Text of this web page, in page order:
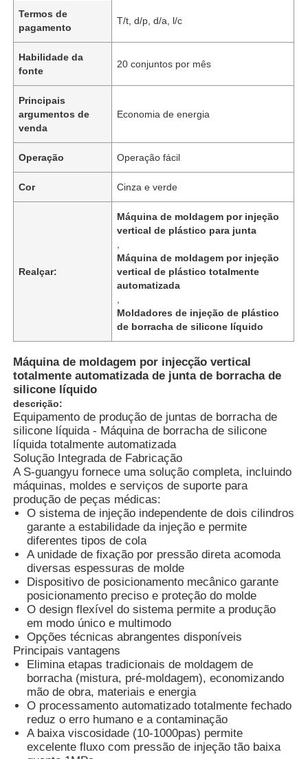
Casa
Produtos
Quem Somos
Termos de
pagamento
T/t, d/p, d/a, l/c
Habilidade da
fonte
20 conjuntos por mês
Principais
argumentos de
venda
Economia de energia
Operação Operação fácil
Cor Cinza e verde
Realçar:
Máquina de moldagem por injeção
vertical de plástico para junta
Máquina de moldagem por injeção
vertical de plástico totalmente
automatizada
Moldadores de injeção de plástico
de borracha de silicone líquido
Máquina de moldagem por injecção vertical
totalmente automatizada de junta de borracha de
silicone líquido
descrição:
Equipamento de produção de juntas de borracha de
silicone líquida - Máquina de borracha de silicone
líquida totalmente automatizada
Solução Integrada de Fabricação
A S-guangyu fornece uma solução completa, incluindo
máquinas, moldes e serviços de suporte para
produção de peças médicas:
O sistema de injeção independente de dois cilindros
garante a estabilidade da injeção e permite
diferentes tipos de cola
A unidade de fixação por pressão direta acomoda
diversas espessuras de molde
Dispositivo de posicionamento mecânico garante
posicionamento preciso e proteção do molde
O design flexível do sistema permite a produção
em modo único e multimodo
Opções técnicas abrangentes disponíveis
Principais vantagens
Elimina etapas tradicionais de moldagem de
borracha (mistura, pré-moldagem), economizando
mão de obra, materiais e energia
O processamento automatizado totalmente fechado
reduz o erro humano e a contaminação
A baixa viscosidade (10-1000pas) permite
excelente fluxo com pressão de injeção tão baixa